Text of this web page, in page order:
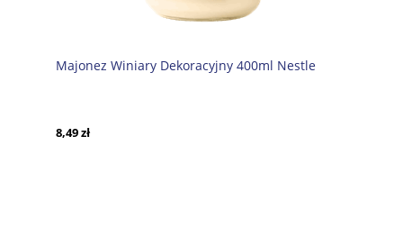
Majonez Winiary Dekoracyjny 400ml Nestle
8,49 zł